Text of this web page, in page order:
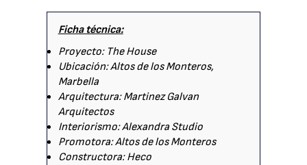
Ficha técnica:
Proyecto: The House
Ubicación: Altos de los Monteros,
Marbella
Arquitectura: Martinez Galvan
Arquitectos
Interiorismo: Alexandra Studio
Promotora: Altos de los Monteros
Constructora: Heco